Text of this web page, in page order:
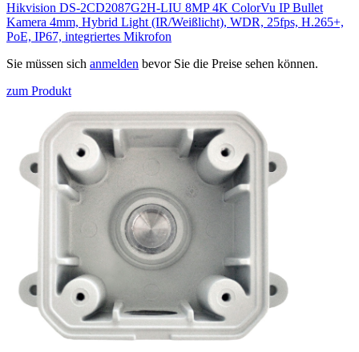
Hikvision DS-2CD2087G2H-LIU 8MP 4K ColorVu IP Bullet
Kamera 4mm, Hybrid Light (IR/Weißlicht), WDR, 25fps, H.265+,
PoE, IP67, integriertes Mikrofon
Sie müssen sich anmelden bevor Sie die Preise sehen können.
zum Produkt